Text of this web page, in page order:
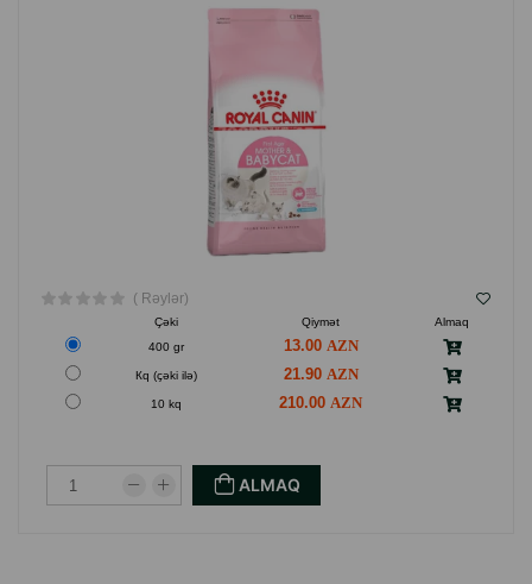
( Rəylər)
Çəki Qiymət
Almaq
400 gr
13.00
Кq (çəki ilə) 21.90
10 kq 210.00
ALMAQ